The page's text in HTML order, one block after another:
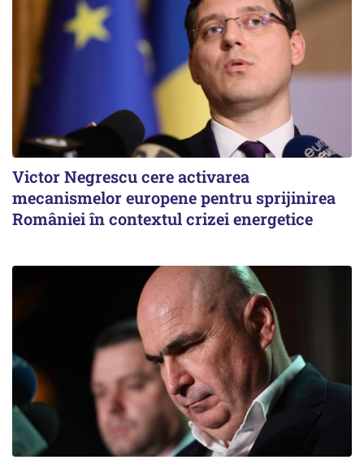
Victor Negrescu cere activarea
mecanismelor europene pentru sprijinirea
României în contextul crizei energetice